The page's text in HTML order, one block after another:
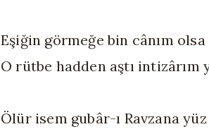
Eşiğin görmeğe bin cânım
O rütbe hadden aştı intizârım
Ölür isem gubâr-ı Ravzana